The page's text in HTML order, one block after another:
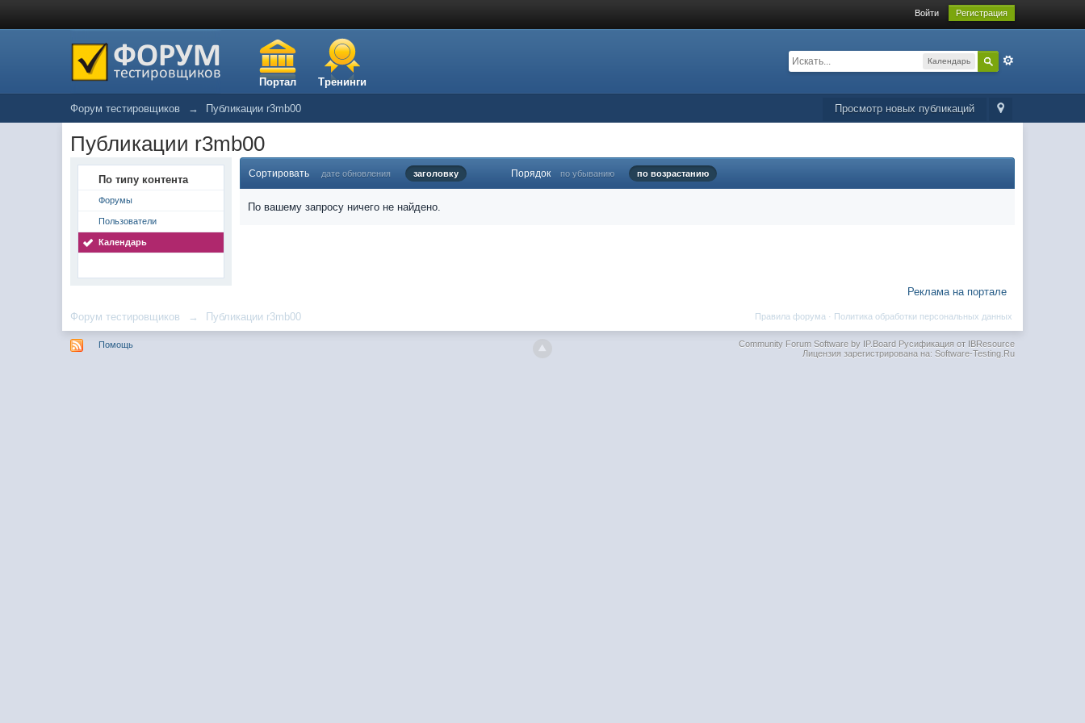
Войти Регистрация
Портал Тренинги
Календарь
Просмотр новых публикаций
Форум тестировщиков → Публикации r3mb00
Публикации r3mb00
По типу контента
Форумы
Пользователи
Календарь
Сортировать дате обновления заголовку Порядок по убыванию по возрастанию
По вашему запросу ничего не найдено.
Реклама на портале
Форум тестировщиков → Публикации r3mb00 Политика обработки персональных данных
Правила форума ·
Помощь Community Forum Software by IP.BoardРусификация от IBResource
Лицензия зарегистрирована на: Software-Testing.Ru